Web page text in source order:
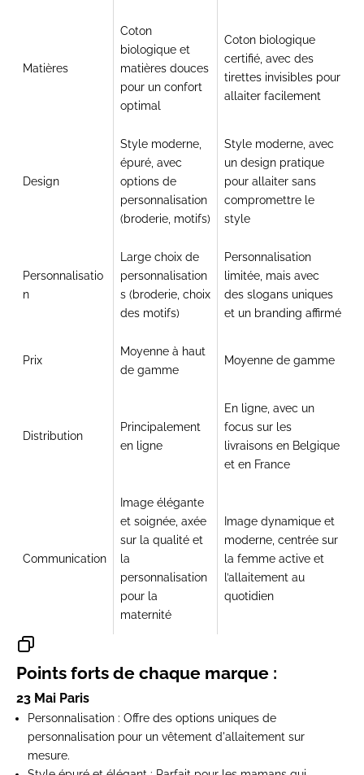
Matières
Coton
biologique et
matières douces
pour un confort
optimal
Coton biologique
certifié, avec des
tirettes invisibles pour
allaiter facilement
Design
Style moderne,
épuré, avec
options de
personnalisation
(broderie, motifs)
Style moderne, avec
un design pratique
pour allaiter sans
compromettre le
style
Personnalisatio
n
Large choix de
personnalisation
s (broderie, choix
des motifs)
Personnalisation
limitée, mais avec
des slogans uniques
et un branding affirmé
Prix
Moyenne à haut
de gamme
Moyenne de gamme
Distribution
Principalement
en ligne
En ligne, avec un
focus sur les
livraisons en Belgique
et en France
Communication
Image élégante
et soignée, axée
sur la qualité et
la
personnalisation
pour la
maternité
Image dynamique et
moderne, centrée sur
la femme active et
l’allaitement au
quotidien
Points forts de chaque marque :
23 Mai Paris
Personnalisation : Offre des options uniques de
personnalisation pour un vêtement d'allaitement sur
mesure.